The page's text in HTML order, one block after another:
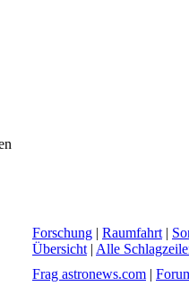
Forschung | Raumfahrt |
Übersicht | Alle
Frag astronews.com |